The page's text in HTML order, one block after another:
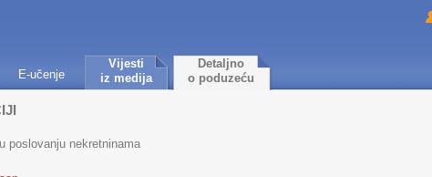
E-učenje
Vijesti
iz medija
Detaljno
o poduzeću
poslovanju nekretninama